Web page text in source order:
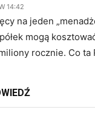
14:42
na jeden
mogą
rocznie. Co ta